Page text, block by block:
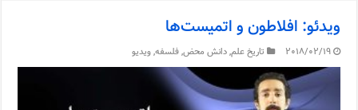
ویدئو: افلاطون و اتمیست‌ها
2018/02/19 تاریخ علم,دانش محض,فلسفه,ویدیو